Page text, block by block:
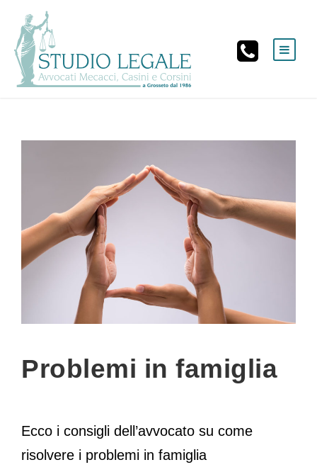
Problemi in famiglia
Ecco i consigli dell’avvocato su come
risolvere i problemi in famiglia